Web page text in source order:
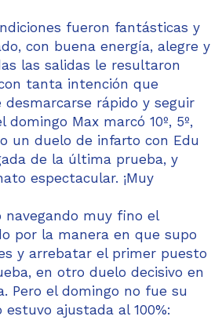
fueron fantásticas y
con buena energía, alegre y
las salidas le resultaron
tanta intención que
desmarcarse rápido y seguir
domingo Max marcó 10º, 5º,
un duelo de infarto con Edu
de la última prueba, y
espectacular. ¡Muy
navegando muy fino el
por la manera en que supo
y arrebatar el primer puesto
en otro duelo decisivo en
Pero el domingo no fue su
ajustada al 100%: